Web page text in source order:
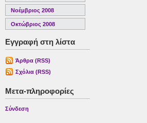
Νοέμβριος 2008
Οκτώβριος 2008
Εγγραφή στη λίστα
Άρθρα (RSS)
Σχόλια (RSS)
Μετα-πληροφορίες
Σύνδεση